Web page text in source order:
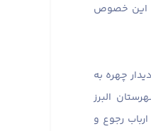
این خصوص
چهره به
البرز
رجوع و